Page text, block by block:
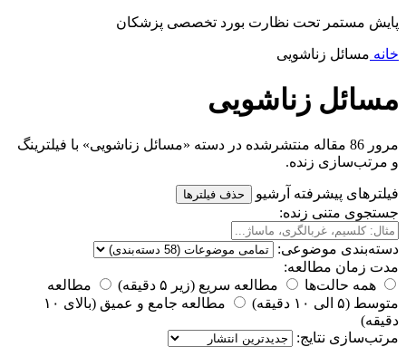
پایش مستمر تحت نظارت بورد تخصصی پزشکان
خانه مسائل زناشویی
مسائل زناشویی
مرور 86 مقاله منتشرشده در دسته «مسائل زناشویی» با فیلترینگ
و مرتب‌سازی زنده.
فیلترهای پیشرفته آرشیو حذف فیلترها
جستجوی متنی زنده:
دسته‌بندی موضوعی:
مدت زمان مطالعه:
همه حالت‌ها
مطالعه سریع (زیر ۵ دقیقه)
مطالعه
متوسط (۵ الی ۱۰ دقیقه)
مطالعه جامع و عمیق (بالای ۱۰
دقیقه)
مرتب‌سازی نتایج: